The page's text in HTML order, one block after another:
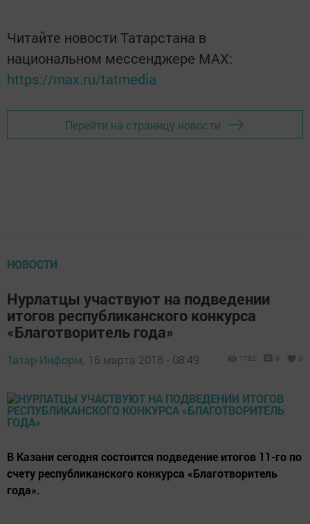
Читайте новости Татарстана в
национальном мессенджере MАХ:
https://max.ru/tatmedia
Перейти на страницу новости
НОВОСТИ
Нурлатцы участвуют на подведении
итогов республиканского конкурса
«Благотворитель года»
Татар-Информ, 16 марта 2018 - 08:49 1182 0 0
В Казани сегодня состоится подведение итогов 11-го по
счету республиканского конкурса «Благотворитель
года».